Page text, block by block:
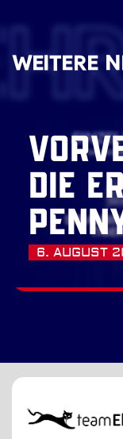
WEITERE
DIE
6. AUGUST